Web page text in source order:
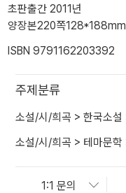
초판출간 2011년
양장본220쪽
ISBN 9791162203392
주제분류
소설/시/희곡 > 한국소설
소설/시/희곡 > 테마문학